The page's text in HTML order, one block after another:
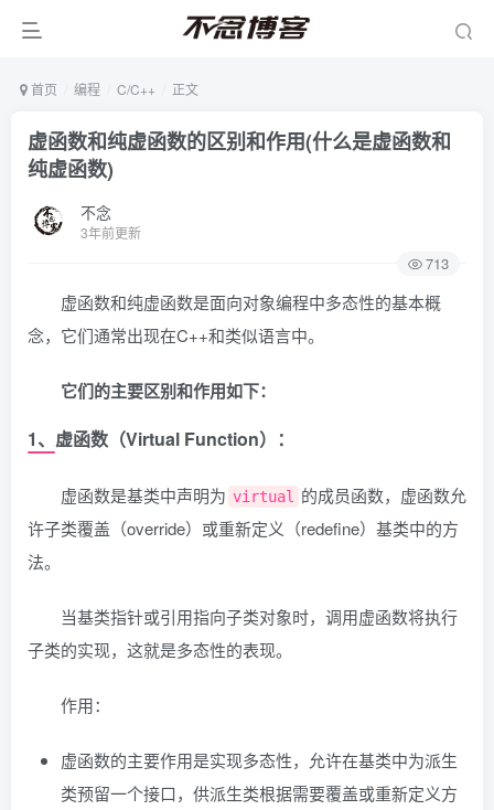
首页 编程 C/C++ 正文
虚函数和纯虚函数的区别和作用(什么是虚函数和
纯虚函数)
不念
3年前更新
713
虚函数和纯虚函数是面向对象编程中多态性的基本概
念，它们通常出现在C++和类似语言中。
它们的主要区别和作用如下：
1、虚函数（Virtual Function）：
虚函数是基类中声明为 virtual
的成员函数，虚函数允
许子类覆盖（override）或重新定义（redefine）基类中的方
法。
当基类指针或引用指向子类对象时，调用虚函数将执行
子类的实现，这就是多态性的表现。
作用：
虚函数的主要作用是实现多态性，允许在基类中为派生
类预留一个接口，供派生类根据需要覆盖或重新定义方